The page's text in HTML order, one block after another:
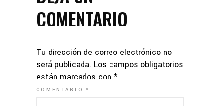
COMENTARIO
Tu dirección de correo electrónico no
será publicada. Los campos obligatorios
están marcados con *
COMENTARIO*